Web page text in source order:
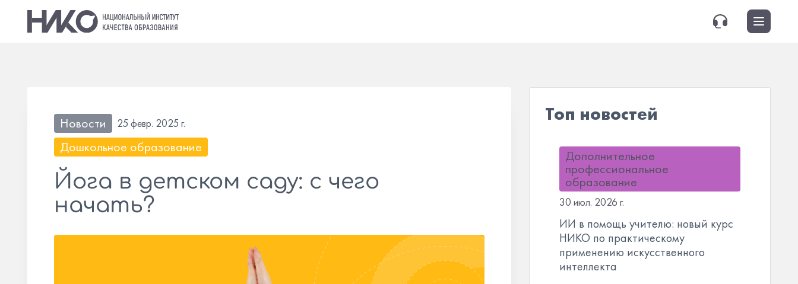
Новости 25 февр. 2025 г.
Дошкольное образование
Йога в детском саду: с чего
начать?
Топ новостей
Дополнительное
профессиональное
образование
30 июл. 2026 г.
ИИ в помощь учителю: новый курс
НИКО по практическому
применению искусственного
интеллекта